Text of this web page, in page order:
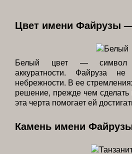
Цвет имени Файрузы
Белый цвет — символ
аккуратности. Файруза
небрежности. В ее
решение, прежде чем
эта черта помогает ей
Камень имени